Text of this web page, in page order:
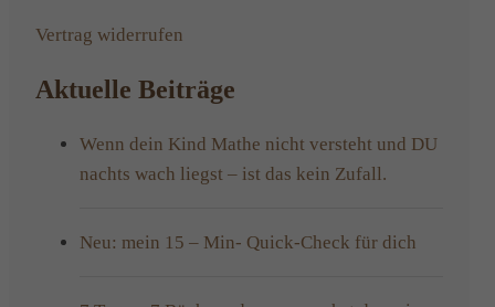
Vertrag widerrufen
Aktuelle Beiträge
Wenn dein Kind Mathe nicht versteht und DU
nachts wach liegst – ist das kein Zufall.
Neu: mein 15 – Min- Quick-Check für dich